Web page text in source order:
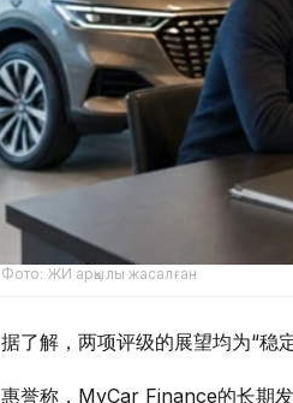
Фото: ЖИ арқылы жасалған
据了解，两项评级的展望均为“稳定
惠誉称，MyCar Finance的长期